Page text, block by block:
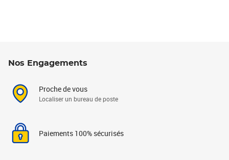
Nos Engagements
Proche de vous
Localiser un bureau de poste
Paiements 100% sécurisés